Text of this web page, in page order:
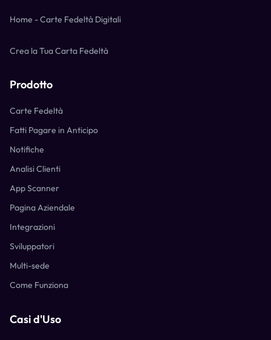
Home - Carte Fedeltà Digitali
Crea la Tua Carta Fedeltà
Prodotto
Carte Fedeltà
Fatti Pagare in Anticipo
Notifiche
Analisi Clienti
App Scanner
Pagina Aziendale
Integrazioni
Sviluppatori
Multi-sede
Come Funziona
Casi d'Uso